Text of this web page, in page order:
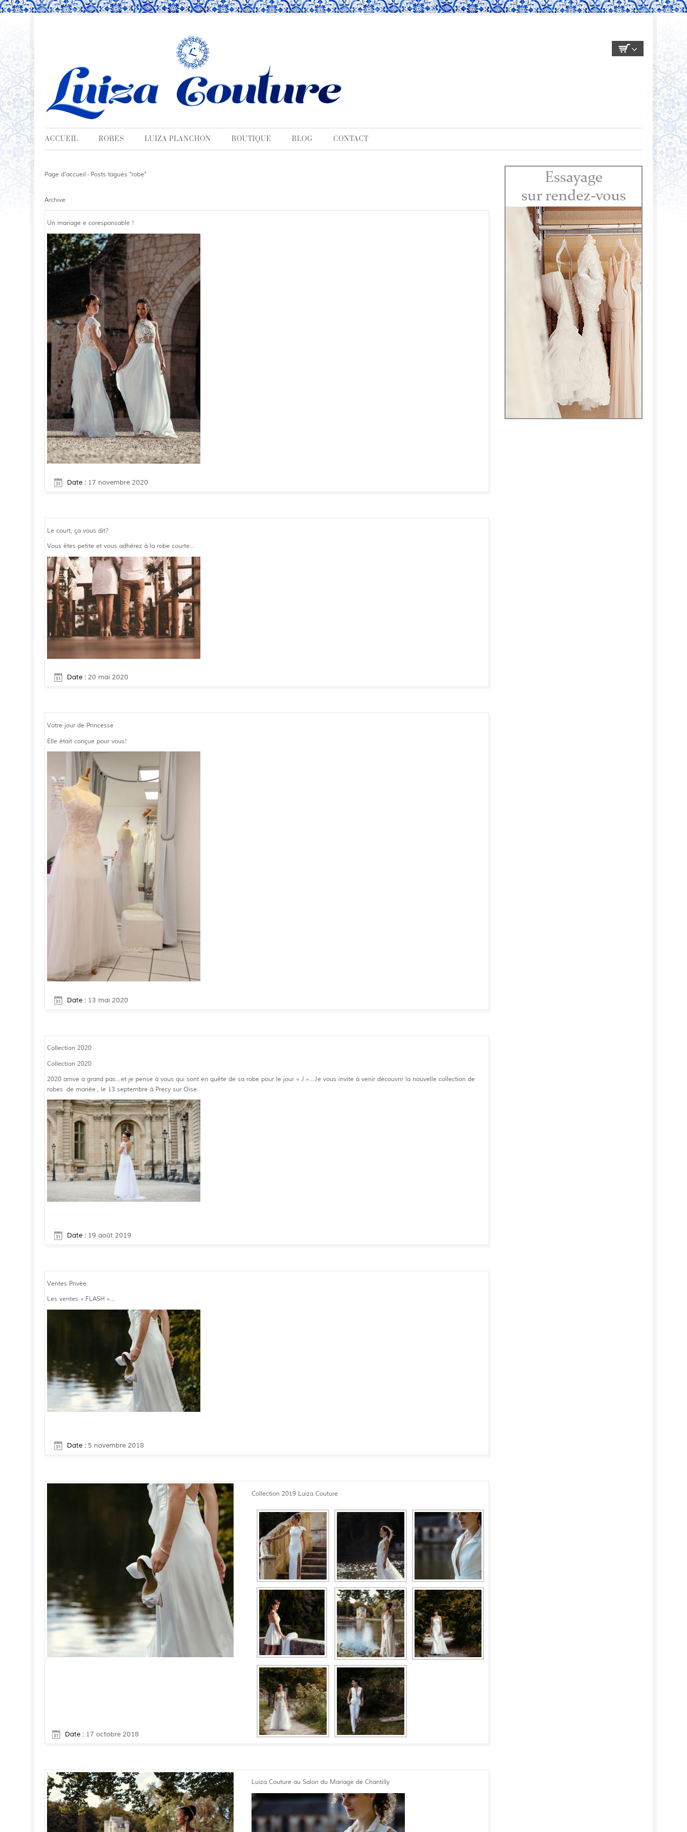
ACCUEIL ROBES LUIZA PLANCHON BOUTIQUE BLOG CONTACT
Page d'accueil › Posts tagués "robe"
Archive
Un mariage e coresponsable !
Date : 17 novembre 2020
Le court, ça vous dit?
Vous êtes petite et vous adhérez à la robe courte…
Date : 20 mai 2020
Votre jour de Princesse
Elle était conçue pour vous!
Date : 13 mai 2020
Collection 2020
Collection 2020
2020 arrive a grand pas…et je pense à vous qui sont en quête de sa robe pour le jour « J »…Je vous invite à venir découvrir la nouvelle collection de
robes de mariée , le 13 septembre à Precy sur Oise.
Date : 19 août 2019
Ventes Privée
Les ventes « FLASH »…
Date : 5 novembre 2018
Collection 2019 Luiza Couture
Date : 17 octobre 2018
Luiza Couture au Salon du Mariage de Chantilly